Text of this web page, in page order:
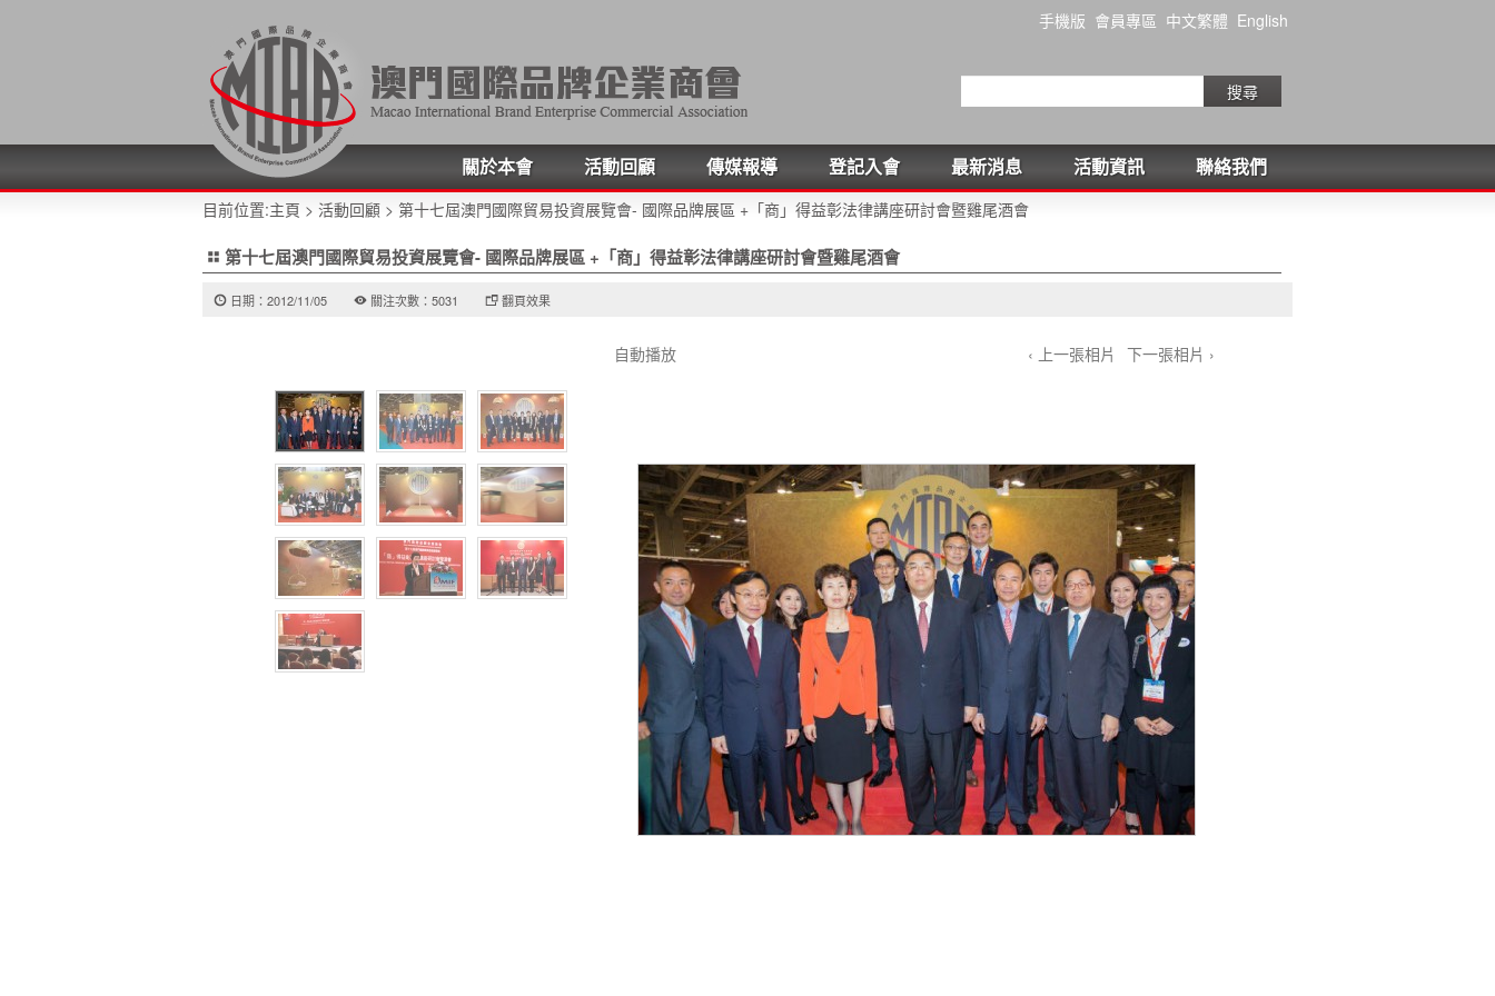
手機版 會員專區 中文繁體 English
搜尋
聯絡我們
活動資訊
最新消息
登記入會
傳媒報導
活動回顧
關於本會
目前位置:主頁 > 活動回顧 > 第十七屆澳門國際貿易投資展覽會- 國際品牌展區 +「商」得益彰法律講座研討會暨雞尾酒會
第十七屆澳門國際貿易投資展覽會- 國際品牌展區 +「商」得益彰法律講座研討會暨雞尾酒會
日期：2012/11/05 關注次數：5031 翻頁效果
自動播放 ‹ 上一張相片 下一張相片 ›